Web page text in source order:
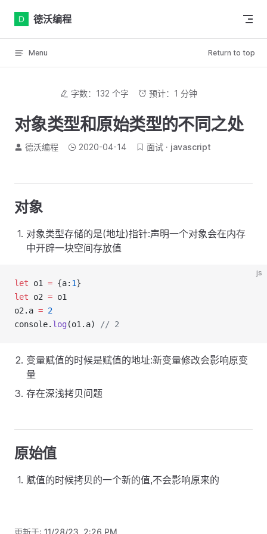
Skip to content
德沃编程
Menu Return to top
字数：132 个字 预计：1 分钟
对象类型和原始类型的不同之处
德沃编程 2020-04-14 面试 javascript
对象
对象类型存储的是(地址)指针:声明一个对象会在内存
中开辟一块空间存放值
js
let o1 = {a: 1}
let o2 = o1
o2.a = 2
console. log (o1.a) // 2
变量赋值的时候是赋值的地址:新变量修改会影响原变
量
存在深浅拷贝问题
原始值
赋值的时候拷贝的一个新的值,不会影响原来的
更新于: 11/28/23, 2:26 PM